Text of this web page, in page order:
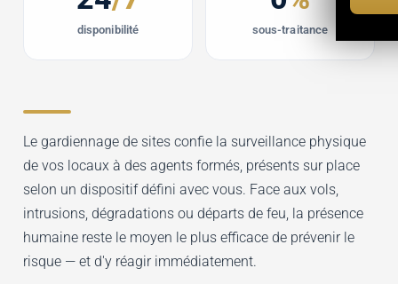
disponibilité sous-traitance
Le gardiennage de sites confie la surveillance physique
de vos locaux à des agents formés, présents sur place
selon un dispositif défini avec vous. Face aux vols,
intrusions, dégradations ou départs de feu, la présence
humaine reste le moyen le plus efficace de prévenir le
risque — et d'y réagir immédiatement.